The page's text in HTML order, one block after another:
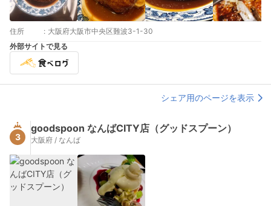
住所 : 大阪府大阪市中央区難波3-1-30
外部サイトで見る
シェア用のページを表示
3
goodspoon なんばCITY店（グッドスプーン）
大阪府 / なんば